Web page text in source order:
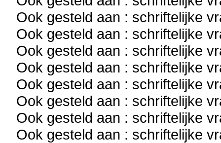
Ook gesteld aan : schriftelijke
Ook gesteld aan : schriftelijke
Ook gesteld aan : schriftelijke
Ook gesteld aan : schriftelijke
Ook gesteld aan : schriftelijke
Ook gesteld aan : schriftelijke
Ook gesteld aan : schriftelijke
Ook gesteld aan : schriftelijke